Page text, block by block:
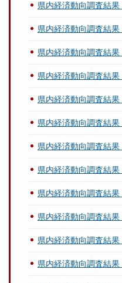
県内経済動向調査結果
県内経済動向調査結果
県内経済動向調査結果
県内経済動向調査結果
県内経済動向調査結果
県内経済動向調査結果
県内経済動向調査結果
県内経済動向調査結果
県内経済動向調査結果
県内経済動向調査結果
県内経済動向調査結果
県内経済動向調査結果